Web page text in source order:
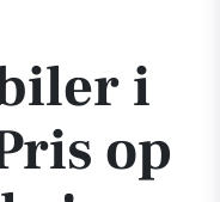
339.000 kr!
i
op